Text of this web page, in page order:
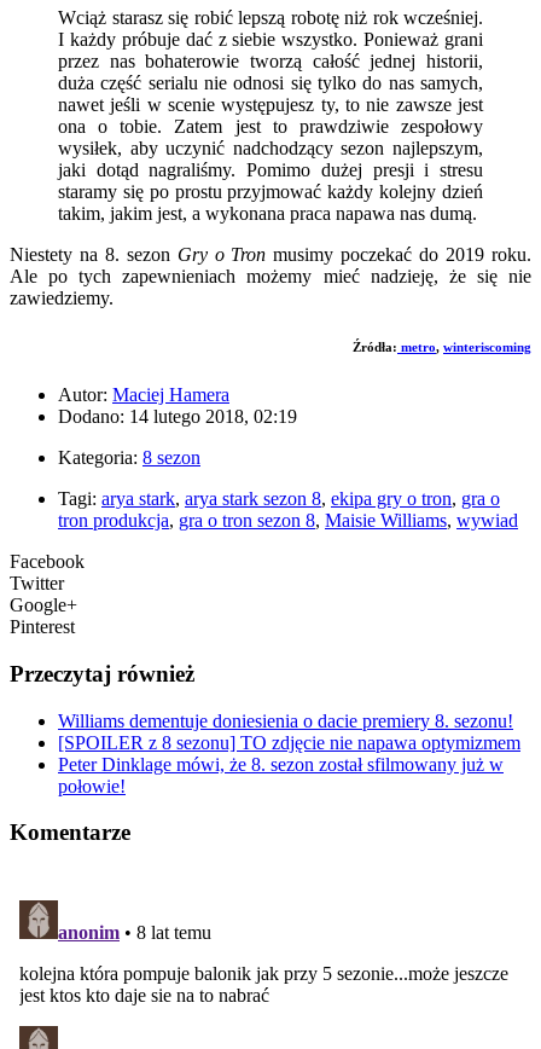
Wciąż starasz się robić lepszą robotę niż rok wcześniej.
I każdy próbuje dać z siebie wszystko. Ponieważ grani
przez nas bohaterowie tworzą całość jednej historii,
duża część serialu nie odnosi się tylko do nas samych,
nawet jeśli w scenie występujesz ty, to nie zawsze jest
ona o tobie. Zatem jest to prawdziwie zespołowy
wysiłek, aby uczynić nadchodzący sezon najlepszym,
jaki dotąd nagraliśmy. Pomimo dużej presji i stresu
staramy się po prostu przyjmować każdy kolejny dzień
takim, jakim jest, a wykonana praca napawa nas dumą.
Niestety na 8. sezon Gry o Tron musimy poczekać do 2019 roku.
Ale po tych zapewnieniach możemy mieć nadzieję, że się nie
zawiedziemy.
Źródła: metro, winteriscoming
Autor: Maciej Hamera
Dodano: 14 lutego 2018, 02:19
Kategoria: 8 sezon
Tagi: arya stark, arya stark sezon 8, ekipa gry o tron, gra o
tron produkcja, gra o tron sezon 8, Maisie Williams, wywiad
Facebook
Twitter
Google+
Pinterest
Przeczytaj również
Williams dementuje doniesienia o dacie premiery 8. sezonu!
[SPOILER z 8 sezonu] TO zdjęcie nie napawa optymizmem
Peter Dinklage mówi, że 8. sezon został sfilmowany już w
połowie!
Komentarze